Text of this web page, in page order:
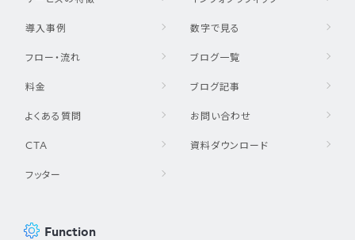
導入事例
フロー・流れ
料金
よくある質問
CTA
フッター
数字で見る
ブログ一覧
ブログ記事
お問い合わせ
資料ダウンロード
Function